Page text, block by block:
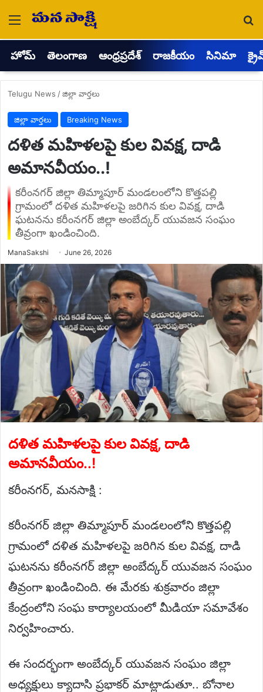
Menu
హోమ్ తెలంగాణ ఆంధ్రప్రదేశ్ రాజకీయం సినిమా
Telugu News /జిల్లా వార్తలు
జిల్లా వార్తలు Breaking News
దళిత మహిళలపై కుల వివక్ష, దాడి
అమానవీయం..!
కరీంనగర్ జిల్లా తిమ్మాపూర్ మండలంలోని కొత్తపల్లి
గ్రామంలో దళిత మహిళలపై జరిగిన కుల వివక్ష, దాడి
ఘటనను కరీంనగర్ జిల్లా అంబేద్కర్ యువజన సంఘం
తీవ్రంగా ఖండించింది.
ManaSakshi Send
email
June 26, 2026
దళిత మహిళలపై కుల వివక్ష, దాడి
అమానవీయం..!
కరీంనగర్, మనసాక్షి :
కరీంనగర్ జిల్లా తిమ్మాపూర్ మండలంలోని కొత్తపల్లి
గ్రామంలో దళిత మహిళలపై జరిగిన కుల వివక్ష, దాడి
ఘటనను కరీంనగర్ జిల్లా అంబేద్కర్ యువజన సంఘం
తీవ్రంగా ఖండించింది. ఈ మేరకు శుక్రవారం జిల్లా
కేంద్రంలోని సంఘ కార్యాలయంలో మీడియా సమావేశం
నిర్వహించారు.
ఈ సందర్భంగా అంబేద్కర్ యువజన సంఘం జిల్లా
అధ్యక్షులు క్యాదాసి ప్రభాకర్ మాట్లాడుతూ.. బోనాల